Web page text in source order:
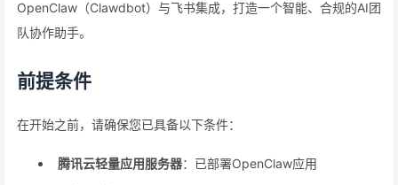
OpenClaw（Clawdbot）与飞书集成，打造一个智能、合规的AI团
队协作助手。
前提条件
在开始之前，请确保您已具备以下条件：
腾讯云轻量应用服务器：已部署OpenClaw应用